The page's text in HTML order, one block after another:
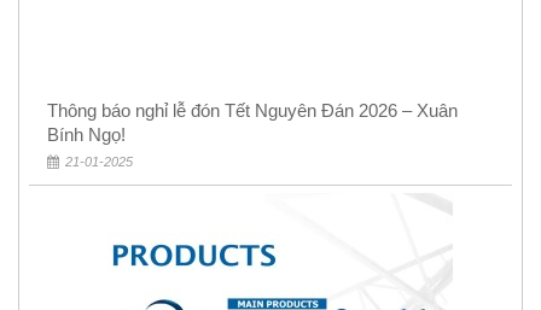
Thông báo nghỉ lễ đón Tết Nguyên Đán 2026 – Xuân
Bính Ngọ!
21-01-2025